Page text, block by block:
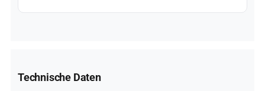
Technische Daten